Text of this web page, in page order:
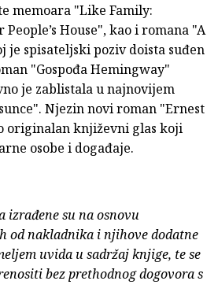
memoara "Like Family:
House", kao i romana "A
je spisateljski poziv doista suđen
"Gospođa Hemingway"
je zablistala u najnovijem
Njezin novi roman "Ernest
originalan književni glas koji
osobe i događaje.
izrađene su na osnovu
od nakladnika i njihove dodatne
uvida u sadržaj knjige, te se
bez prethodnog dogovora s